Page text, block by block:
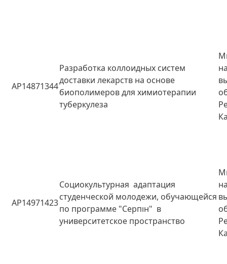
AP14871344
Разработка коллоидных систем
доставки лекарств на основе
биополимеров для химиотерапии
туберкулеза
AP14971423
Социокультурная адаптация
студенческой молодежи, обучающейся
по программе "Серпін" в
университетское пространство